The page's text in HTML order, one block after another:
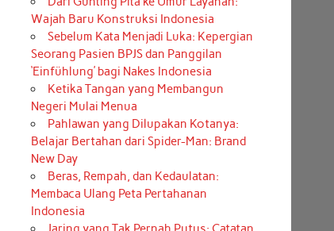
Wajah Baru Konstruksi Indonesia
Sebelum Kata Menjadi Luka: Kepergian
Seorang Pasien BPJS dan Panggilan
‘Einfühlung’ bagi Nakes Indonesia
Ketika Tangan yang Membangun
Negeri Mulai Menua
Pahlawan yang Dilupakan Kotanya:
Belajar Bertahan dari Spider-Man: Brand
New Day
Beras, Rempah, dan Kedaulatan:
Membaca Ulang Peta Pertahanan
Indonesia